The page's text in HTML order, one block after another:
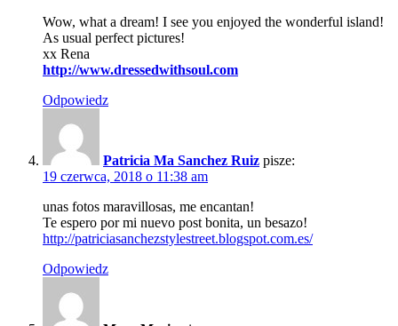
Wow, what a dream! I see you enjoyed the wonderful island!
As usual perfect pictures!
xx Rena
http://www.dressedwithsoul.com
Odpowiedz
Patricia Ma Sanchez Ruiz pisze:
19 czerwca, 2018 o 11:38 am
unas fotos maravillosas, me encantan!
Te espero por mi nuevo post bonita, un besazo!
http://patriciasanchezstylestreet.blogspot.com.es/
Odpowiedz